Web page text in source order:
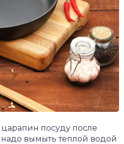
посуду после
вымыть теплой водой